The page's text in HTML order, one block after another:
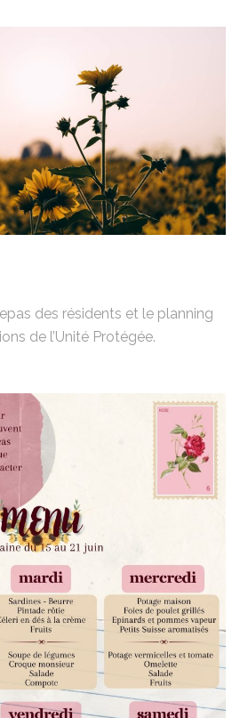
des résidents et le planning
de l’Unité Protégée.